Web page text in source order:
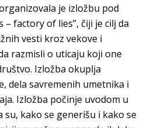
je izložbu pod
– factory of lies”, čiji je cilj da
vesti kroz vekove i
razmisli o uticaju koji one
Izložba okuplja
dela savremenih umetnika i
Izložba počinje uvodom u
su, kako se generišu i kako se